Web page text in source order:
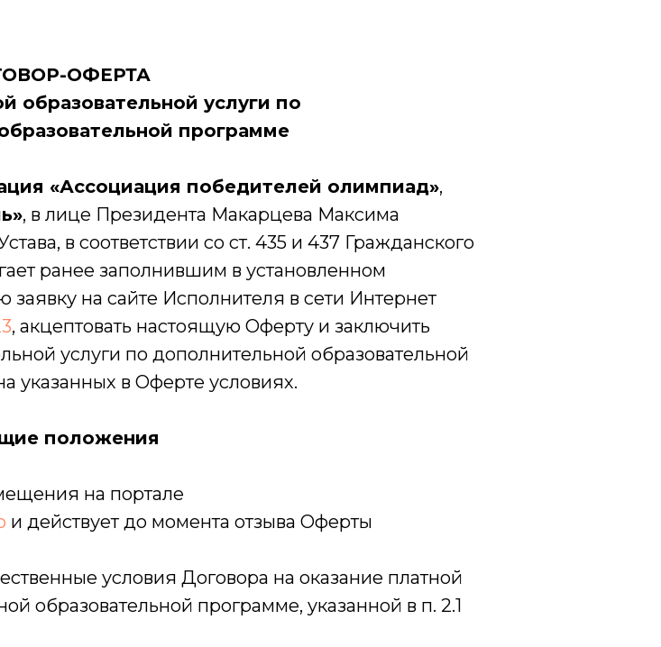
ОФЕРТА
образовательной услуги по
программе
«Ассоциация победителей олимпиад»,
, в лице Президента Макарцева Максима
в соответствии со ст. 435 и 437 Гражданского
ранее заполнившим в установленном
на сайте Исполнителя в сети Интернет
, акцептовать настоящую Оферту и заключить
услуги по дополнительной образовательной
указанных в Оферте условиях.
положения
на портале
и действует до момента отзыва Оферты
условия Договора на оказание платной
образовательной программе, указанной в п. 2.1